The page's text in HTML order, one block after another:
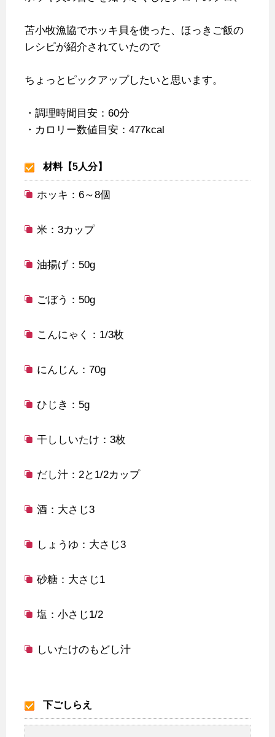
苫小牧漁協でホッキ貝を使った、ほっきご飯の
レシピが紹介されていたので
ちょっとピックアップしたいと思います。
・調理時間目安：60分
・カロリー数値目安：477kcal
材料【5人分】
ホッキ：6～8個
米：3カップ
油揚げ：50g
ごぼう：50g
こんにゃく：1/3枚
にんじん：70g
ひじき：5g
干ししいたけ：3枚
だし汁：2と1/2カップ
酒：大さじ3
しょうゆ：大さじ3
砂糖：大さじ1
塩：小さじ1/2
しいたけのもどし汁
下ごしらえ